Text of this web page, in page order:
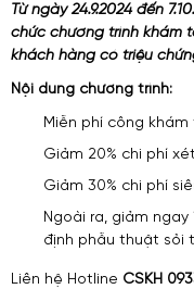
Từ ngày 24.9.2024 đến
chức chương trình khám
khách hàng có triệu
Nội dung chương trình:
Miễn phí công
Giảm 20% chi phí
Giảm 30% chi phí
Ngoài ra, giảm
định phẫu thuật sỏi
Liên hệ Hotline CSKH